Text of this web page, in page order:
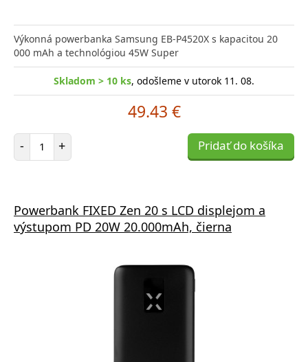
Výkonná powerbanka Samsung EB-P4520X s kapacitou 20
000 mAh a technológiou 45W Super
Skladom > 10 ks, odošleme v utorok 11. 08.
49.43 €
- Počet položiek
+ Pridať do košíka
Powerbank FIXED Zen 20 s LCD displejom a
výstupom PD 20W 20.000mAh, čierna